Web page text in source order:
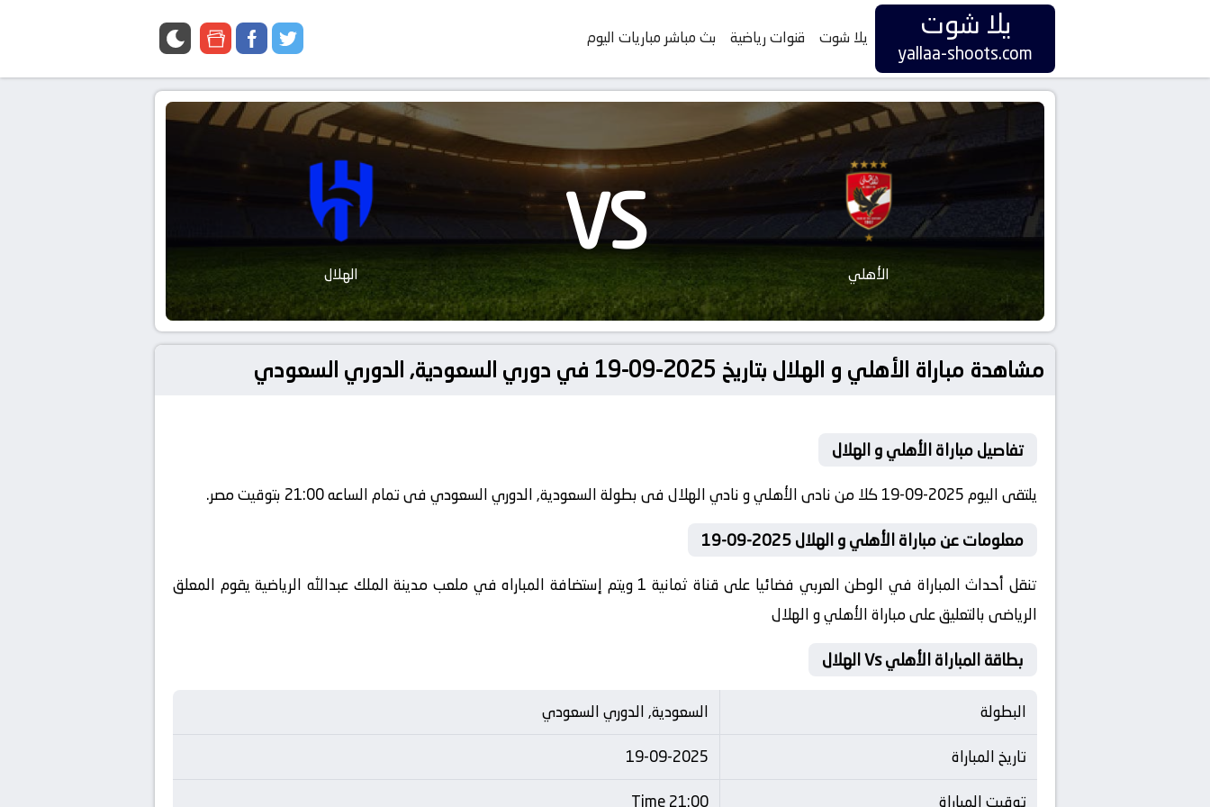
يلا شوت
yallaa-shoots.com
يلا شوت قنوات رياضية بث مباشر مباريات اليوم twitter
facebook
google
الأهلي VS الهلال
مشاهدة مباراة الأهلي و الهلال بتاريخ 2025-09-19 في دوري السعودية, الدوري السعودي
تفاصيل مباراة الأهلي و الهلال
يلتقى اليوم 2025-09-19 كلا من نادى الأهلي و نادي الهلال فى بطولة السعودية, الدوري السعودي فى تمام الساعه 21:00 بتوقيت مصر.
معلومات عن مباراة الأهلي و الهلال 2025-09-19
تنقل أحداث المباراة في الوطن العربي فضائيا على قناة ثمانية 1 ويتم إستضافة المباراه في ملعب مدينة الملك عبدالله الرياضية يقوم المعلق
الرياضى بالتعليق على مباراة الأهلي و الهلال
بطاقة المباراة الأهلي Vs الهلال
البطولة
السعودية, الدوري السعودي
تاريخ المباراة
19-09-2025
توقيت المباراة
21:00 Time